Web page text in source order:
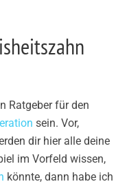
Ratgeber für den
sein. Vor,
dir hier alle deine
im Vorfeld wissen,
könnte, dann habe ich